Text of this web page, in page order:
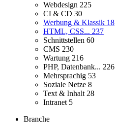
Webdesign 225
CI & CD 30
Werbung & Klassik 18
HTML, CSS... 237
Schnittstellen 60
CMS 230
Wartung 216
PHP, Datenbank... 226
Mehrsprachig 53
Soziale Netze 8
Text & Inhalt 28
Intranet 5
Branche